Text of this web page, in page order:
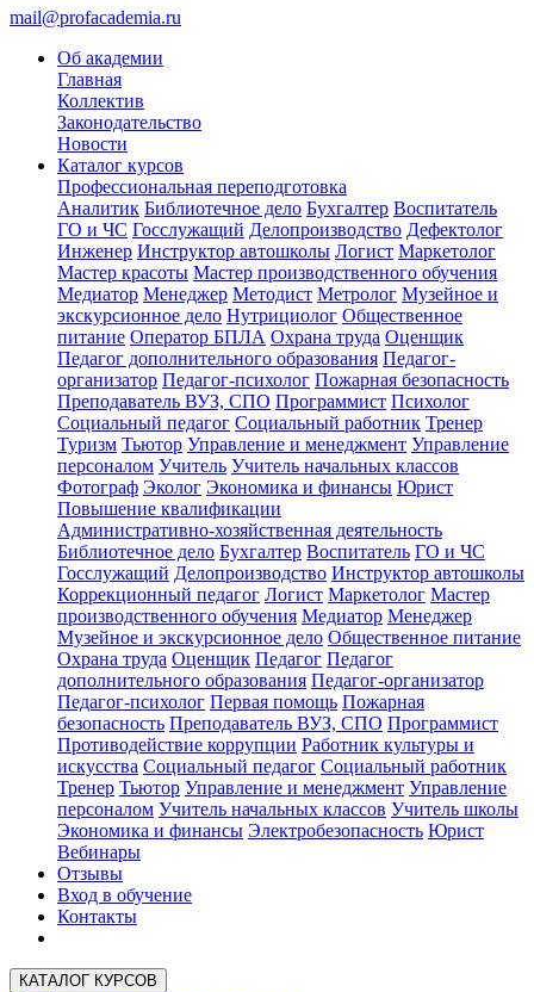
mail@profacademia.ru
Об академии
Главная
Коллектив
Законодательство
Новости
Каталог курсов
Профессиональная переподготовка
Аналитик Библиотечное дело Бухгалтер Воспитатель
ГО и ЧС Госслужащий Делопроизводство Дефектолог
Инженер Инструктор автошколы Логист Маркетолог
Мастер красоты Мастер производственного обучения
Медиатор Менеджер Методист Метролог Музейное и
экскурсионное дело Нутрициолог Общественное
питание Оператор БПЛА Охрана труда Оценщик
Педагог дополнительного образования Педагог-
организатор Педагог-психолог Пожарная безопасность
Преподаватель ВУЗ, СПО Программист Психолог
Социальный педагог Социальный работник Тренер
Туризм Тьютор Управление и менеджмент Управление
персоналом Учитель Учитель начальных классов
Фотограф Эколог Экономика и финансы Юрист
Повышение квалификации
Административно-хозяйственная деятельность
Библиотечное дело Бухгалтер Воспитатель ГО и ЧС
Госслужащий Делопроизводство Инструктор автошколы
Коррекционный педагог Логист Маркетолог Мастер
производственного обучения Медиатор Менеджер
Музейное и экскурсионное дело Общественное питание
Охрана труда Оценщик Педагог Педагог
дополнительного образования Педагог-организатор
Педагог-психолог Первая помощь Пожарная
безопасность Преподаватель ВУЗ, СПО Программист
Противодействие коррупции Работник культуры и
искусства Социальный педагог Социальный работник
Тренер Тьютор Управление и менеджмент Управление
персоналом Учитель начальных классов Учитель школы
Экономика и финансы Электробезопасность Юрист
Вебинары
Отзывы
Вход в обучение
Контакты
КАТАЛОГ КУРСОВ